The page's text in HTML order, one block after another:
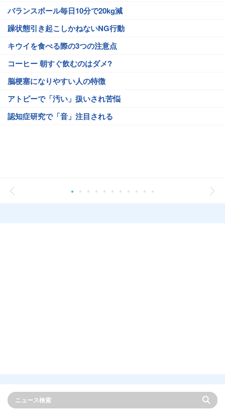
バランスボール毎日10分で20kg減
躁状態引き起こしかねないNG行動
キウイを食べる際の3つの注意点
コーヒー 朝すぐ飲むのはダメ?
脳梗塞になりやすい人の特徴
アトピーで「汚い」扱いされ苦悩
認知症研究で「音」注目される